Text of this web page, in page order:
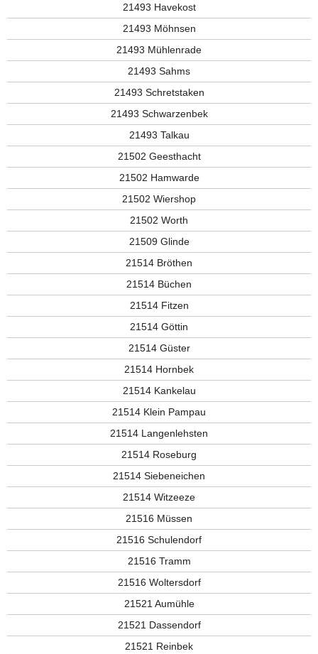
21493 Havekost
21493 Möhnsen
21493 Mühlenrade
21493 Sahms
21493 Schretstaken
21493 Schwarzenbek
21493 Talkau
21502 Geesthacht
21502 Hamwarde
21502 Wiershop
21502 Worth
21509 Glinde
21514 Bröthen
21514 Büchen
21514 Fitzen
21514 Göttin
21514 Güster
21514 Hornbek
21514 Kankelau
21514 Klein Pampau
21514 Langenlehsten
21514 Roseburg
21514 Siebeneichen
21514 Witzeeze
21516 Müssen
21516 Schulendorf
21516 Tramm
21516 Woltersdorf
21521 Aumühle
21521 Dassendorf
21521 Reinbek